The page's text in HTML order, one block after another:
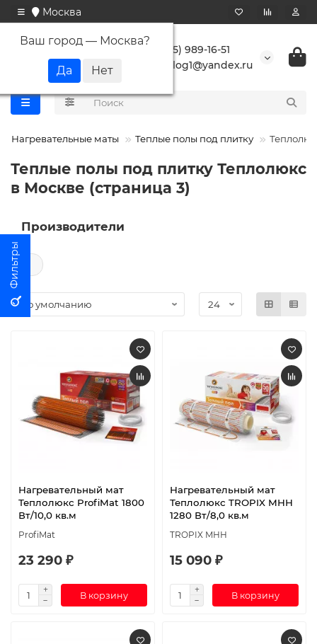
Москва
Ваш город — Москва?
+7 (495) 989-16-51
buranlog1@yandex.ru
Нагревательные маты Теплые полы под плитку
Теплые полы под плитку Теплолюкс
в Москве (страница 3)
Производители
Нагревательный мат
Теплолюкс ProfiMat 1800
Вт/10,0 кв.м
ProfiMat
23 290 ₽
В корзину
Нагревательный мат
Теплолюкс TROPIX МНН
1280 Вт/8,0 кв.м
TROPIX МНН
15 090 ₽
В корзину